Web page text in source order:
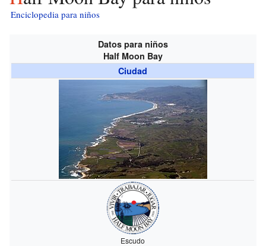
Enciclopedia para niños
Datos para niños
Half Moon Bay
Ciudad
Escudo